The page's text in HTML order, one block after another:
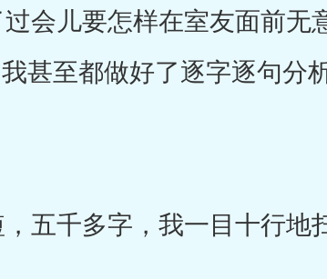
会儿要怎样在室友面前无
甚至都做好了逐字逐句分
五千多字，我一目十行地